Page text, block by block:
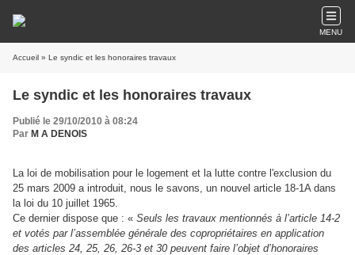
MENU
Accueil » Le syndic et les honoraires travaux
Le syndic et les honoraires travaux
Publié le 29/10/2010 à 08:24
Par M A DENOIS
La loi de mobilisation pour le logement et la lutte contre l'exclusion du
25 mars 2009 a introduit, nous le savons, un nouvel article 18-1A dans
la loi du 10 juillet 1965.
Ce dernier dispose que : « Seuls les travaux mentionnés à l’article 14-2
et votés par l’assemblée générale des copropriétaires en application
des articles 24, 25, 26, 26-3 et 30 peuvent faire l’objet d’honoraires